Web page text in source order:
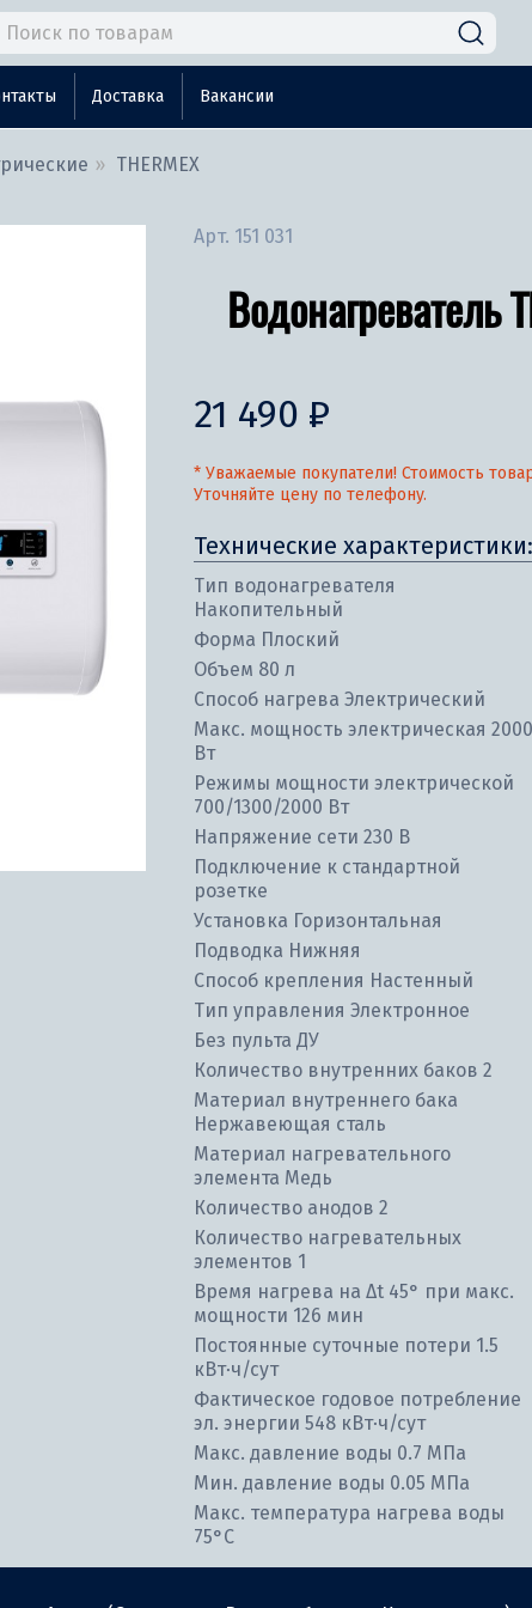
Доставка Вакансии
THERMEX
Арт. 151 031
Водонагреватель
21 490 ₽
* Уважаемые покупатели! Стоимость
Уточняйте цену по телефону.
Технические характеристики:
Тип водонагревателя
Накопительный
Форма Плоский
Объем 80 л
Способ нагрева Электрический
Макс. мощность электрическая 2000
Вт
Режимы мощности электрической
700/1300/2000 Вт
Напряжение сети 230 В
Подключение к стандартной
розетке
Установка Горизонтальная
Подводка Нижняя
Способ крепления Настенный
Тип управления Электронное
Без пульта ДУ
Количество внутренних баков 2
Материал внутреннего бака
Нержавеющая сталь
Материал нагревательного
элемента Медь
Количество анодов 2
Количество нагревательных
элементов 1
Время нагрева на ∆t 45° при макс.
мощности 126 мин
Постоянные суточные потери 1.5
кВт⋅ч/сут
Фактическое годовое потребление
эл. энергии 548 кВт⋅ч/сут
Макс. давление воды 0.7 МПа
Мин. давление воды 0.05 МПа
Макс. температура нагрева воды
75°С